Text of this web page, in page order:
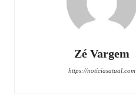
Zé Vargem
https://noticiasatual.com